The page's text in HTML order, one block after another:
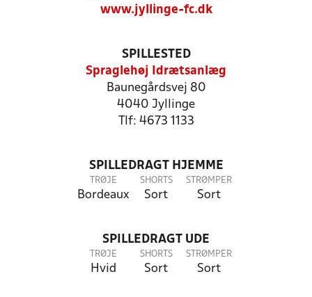
www.jyllinge-fc.dk
SPILLESTED
Spraglehøj Idrætsanlæg
Baunegårdsvej 80
4040 Jyllinge
Tlf: 4673 1133
SPILLEDRAGT HJEMME
TRØJE
Bordeaux
SHORTS
Sort
STRØMPER
Sort
SPILLEDRAGT UDE
TRØJE
Hvid
SHORTS
Sort
STRØMPER
Sort